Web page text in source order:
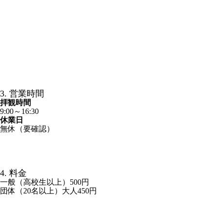
3. 営業時間
拝観時間
9:00～16:30
休業日
無休（要確認）
4. 料金
一般（高校生以上）500円
団体（20名以上）大人450円